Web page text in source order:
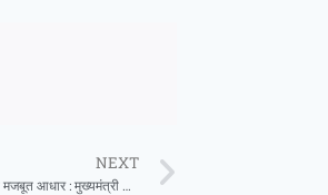
NEXT
समृद्ध और खुशहाल किसान – विकसित छत्तीसगढ़ का मजबूत आधार : मुख्यमंत्री साय